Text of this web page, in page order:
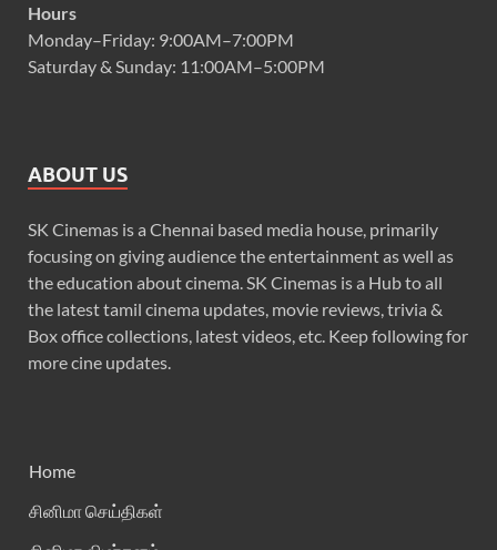
Hours
Monday–Friday: 9:00AM–7:00PM
Saturday & Sunday: 11:00AM–5:00PM
ABOUT US
SK Cinemas is a Chennai based media house, primarily
focusing on giving audience the entertainment as well as
the education about cinema. SK Cinemas is a Hub to all
the latest tamil cinema updates, movie reviews, trivia &
Box office collections, latest videos, etc. Keep following for
more cine updates.
Home
சினிமா செய்திகள்